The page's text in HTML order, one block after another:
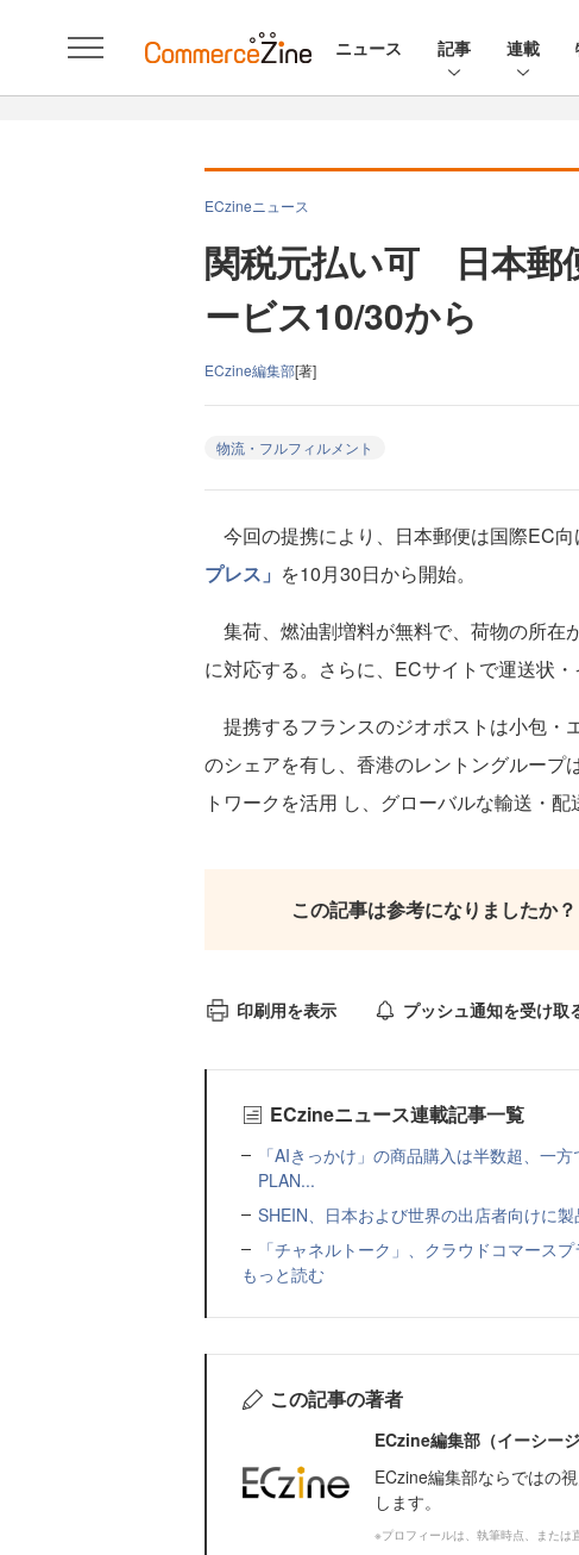
ニュース 記事 連載
ECzineニュース
関税元払い可 日本郵
ービス10/30から
ECzine編集部[著]
物流・フルフィルメント
今回の提携により、日本郵便は国際EC
プレス」 を10月30日から開始。
集荷、燃油割増料が無料で、荷物の所在
に対応する。さらに、ECサイトで運送状・
提携するフランスのジオポストは小包・
のシェアを有し、香港のレントングループ
トワークを活用 し、グローバルな輸送・
この記事は参考になりましたか？
印刷用を表示 プッシュ通知を受け取
ECzineニュース連載記事一覧
「AIきっかけ」の商品購入は半数超、一
PLAN...
SHEIN、日本および世界の出店者向けに
「チャネルトーク」、クラウドコマース
もっと読む
この記事の著者
ECzine編集部（イーシー
ECzine編集部ならではの
します。
※プロフィールは、執筆時点、または